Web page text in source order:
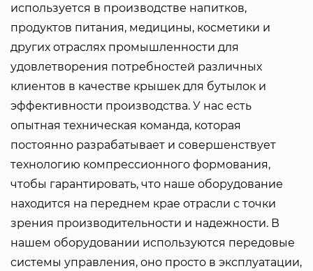
используется в производстве напитков,
продуктов питания, медицины, косметики и
других отраслях промышленности для
удовлетворения потребностей различных
клиентов в качестве крышек для бутылок и
эффективности производства. У нас есть
опытная техническая команда, которая
постоянно разрабатывает и совершенствует
технологию компрессионного формования,
чтобы гарантировать, что наше оборудование
находится на переднем крае отрасли с точки
зрения производительности и надежности. В
нашем оборудовании используются передовые
системы управления, оно просто в эксплуатации,